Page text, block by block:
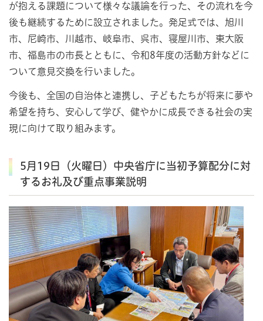
が抱える課題について様々な議論を行った、その流れを今
後も継続するために設立されました。発足式では、旭川
市、尼崎市、川越市、岐阜市、呉市、寝屋川市、東大阪
市、福島市の市長とともに、令和8年度の活動方針などに
ついて意見交換を行いました。
今後も、全国の自治体と連携し、子どもたちが将来に夢や
希望を持ち、安心して学び、健やかに成長できる社会の実
現に向けて取り組みます。
5月19日（火曜日）中央省庁に当初予算配分に対
するお礼及び重点事業説明